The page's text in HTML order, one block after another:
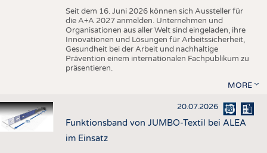
Seit dem 16. Juni 2026 können sich Aussteller für
die A+A 2027 anmelden. Unternehmen und
Organisationen aus aller Welt sind eingeladen, ihre
Innovationen und Lösungen für Arbeitssicherheit,
Gesundheit bei der Arbeit und nachhaltige
Prävention einem internationalen Fachpublikum zu
präsentieren.
MORE
20.07.2026
Funktionsband von JUMBO-Textil bei ALEA
im Einsatz